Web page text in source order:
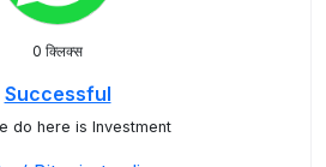
0 क्लिक्स
Successful
do here is Investment